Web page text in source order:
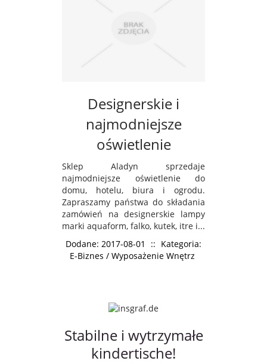
Designerskie i
najmodniejsze
oświetlenie
Sklep Aladyn sprzedaje
najmodniejsze oświetlenie do
domu, hotelu, biura i ogrodu.
Zapraszamy państwa do składania
zamówień na designerskie lampy
marki aquaform, falko, kutek, itre i...
Dodane: 2017-08-01
:: Kategoria:
E-Biznes / Wyposażenie Wnętrz
Stabilne i wytrzymałe
kindertische!